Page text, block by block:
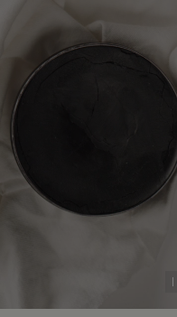
벨루티는 지속 가능한 재활
용을 우선시하며, 화석 연
지양하고 있습니다.
벨루티의 약속 알아보기
제품 관리하는 방법
첫 파티나 서비스 무료 제공
수십 년간 축적된 벨루티의
을 예술 작품으로 승화시
어넣습니다. 벨루티에서
경험하고, 시간이 흐를수